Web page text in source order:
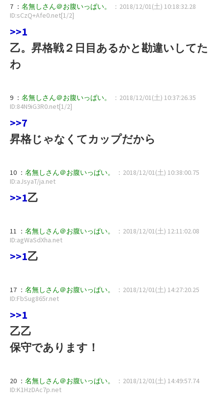
7 ： 名無しさん＠お腹いっぱい。
：2018/12/01(土) 10:18:32.28
ID:sCzQ+Afe0.net[1/2]
>>1
乙。昇格戦２日目あるかと勘違いしてた
わ
9 ： 名無しさん＠お腹いっぱい。
：2018/12/01(土) 10:37:26.35
ID:84N9iG3R0.net[1/2]
>>7
昇格じゃなくてカップだから
10 ： 名無しさん＠お腹いっぱい。
：2018/12/01(土) 10:38:00.75
ID:aJsyaT/ja.net
>>1乙
11 ： 名無しさん＠お腹いっぱい。
：2018/12/01(土) 12:11:02.08
ID:agWaSdXha.net
>>1乙
17 ： 名無しさん＠お腹いっぱい。
：2018/12/01(土) 14:27:20.25
ID:FbSug865r.net
>>1
乙乙
保守であります！
20 ： 名無しさん＠お腹いっぱい。
：2018/12/01(土) 14:49:57.74
ID:K1HzDAc7p.net